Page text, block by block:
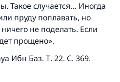
Такое случается… Иногда
пруду поплавать, но
ничего не поделать. Если
прощено».
Ибн Баз. Т. 22. С. 369.
ответы Умме
мир ему и
сказал:
(полагается) такая
совершившему его»